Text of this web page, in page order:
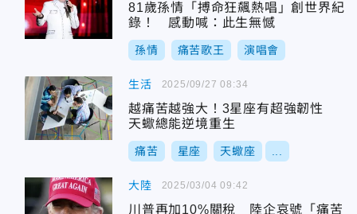
81歲孫情「搏命狂飆熱唱」創世界紀
錄！ 感動喊：此生無憾
孫情 痛苦歌王 演唱會
生活
越痛苦越強大！3星座有超強韌性
天蠍總能逆境重生
痛苦 星座 天蠍座
2025/09/27 08:34
大陸
川普再加10%關稅 陸企哀號「痛苦
2025/03/04 09:42